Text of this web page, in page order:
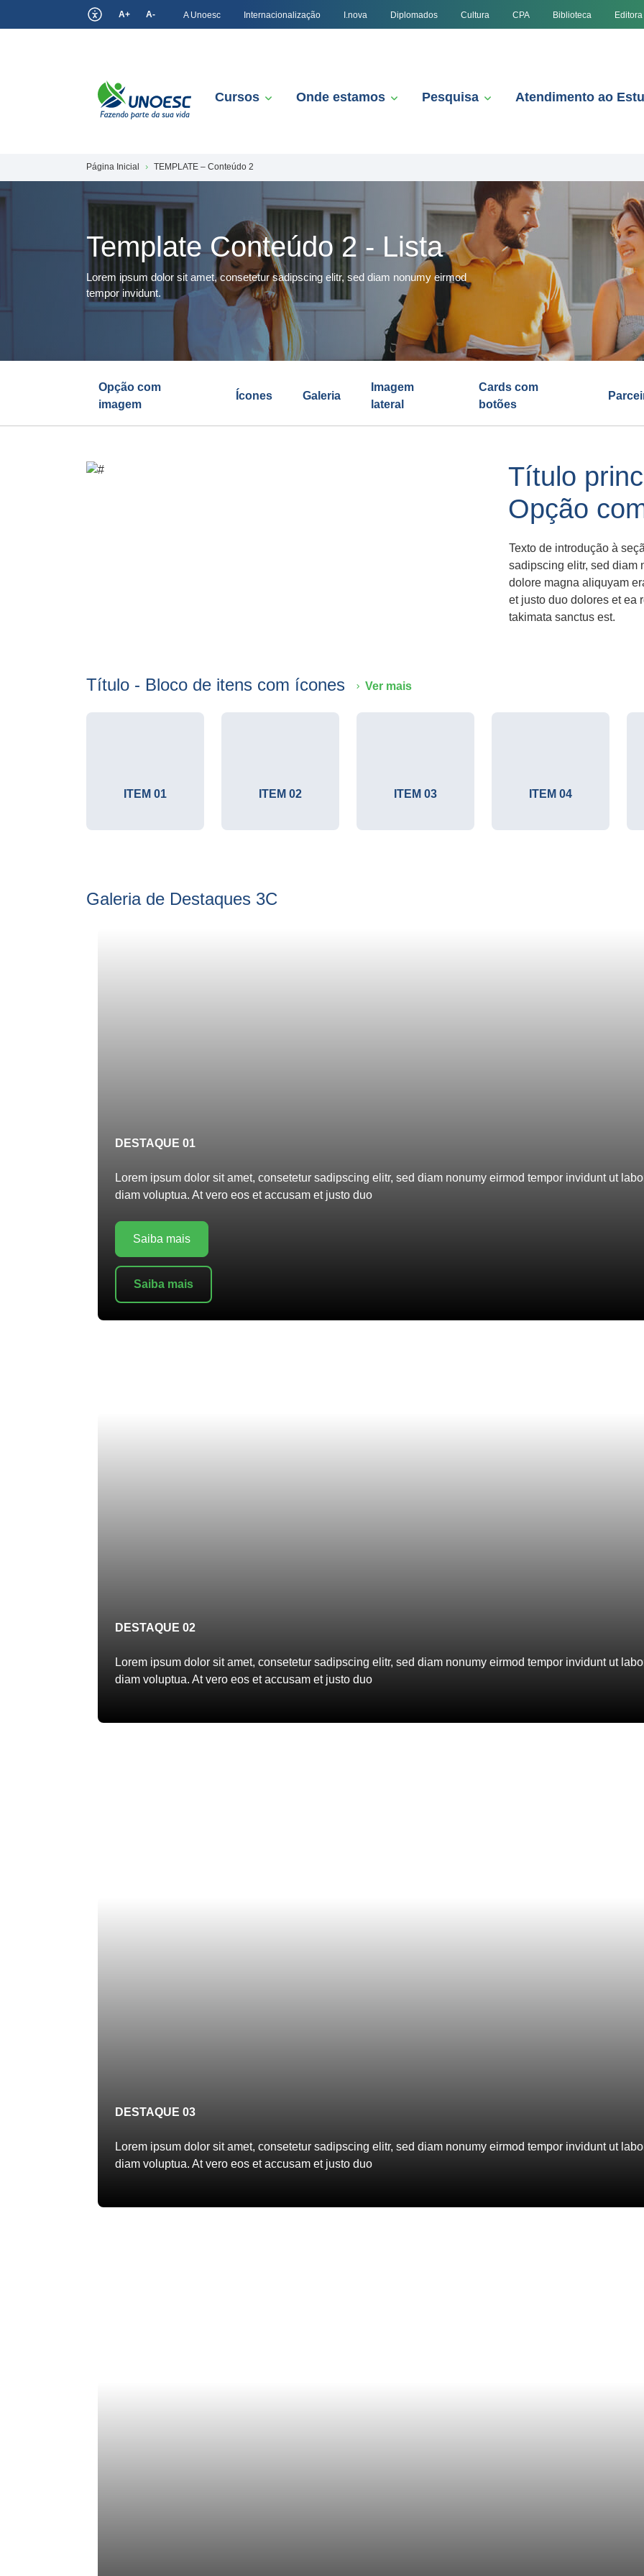
A+ A- A Unoesc Internacionalização I.nova Diplomados Cultura CPA Biblioteca Editora
Cursos Onde estamos Pesquisa Atendimento ao
Página Inicial TEMPLATE – Conteúdo 2
Template Conteúdo 2 - Lista
Lorem ipsum dolor sit amet, consetetur sadipscing elitr, sed diam nonumy eirmod
tempor invidunt.
Opção com
imagem
Ícones Galeria
Imagem
lateral
Cards com
botões
Título
Opção
Texto de introdução à
sadipscing elitr, sed diam
dolore magna aliquyam
et justo duo dolores et ea
takimata sanctus est.
Título - Bloco de itens com ícones Ver mais
ITEM 01 ITEM 02 ITEM 03 ITEM 04
Galeria de Destaques 3C
DESTAQUE 01
Lorem ipsum dolor sit amet, consetetur sadipscing elitr, sed diam nonumy eirmod tempor invidunt ut
diam voluptua. At vero eos et accusam et justo duo
Saiba mais
Saiba mais
DESTAQUE 02
Lorem ipsum dolor sit amet, consetetur sadipscing elitr, sed diam nonumy eirmod tempor invidunt ut
diam voluptua. At vero eos et accusam et justo duo
DESTAQUE 03
Lorem ipsum dolor sit amet, consetetur sadipscing elitr, sed diam nonumy eirmod tempor invidunt ut
diam voluptua. At vero eos et accusam et justo duo